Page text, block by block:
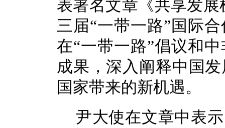
表署名文章《共享发
三届“一带一路”国际
在“一带一路”倡议和
成果，深入阐释中国
国家带来的新机遇。
尹大使在文章中表